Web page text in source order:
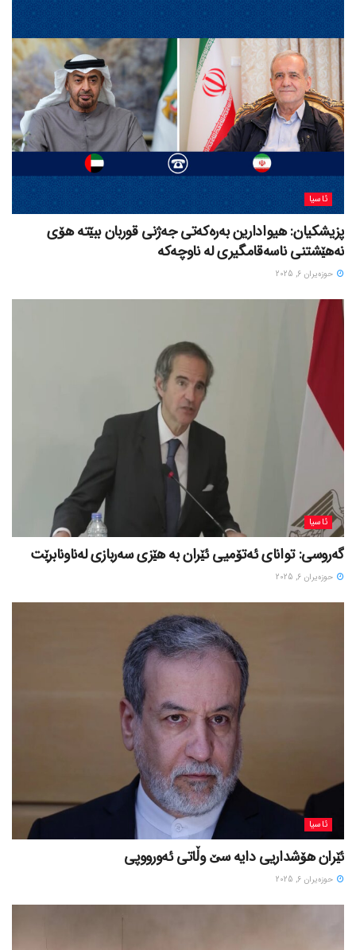
ئاسیا
پزیشکیان: هیوادارین بەرەکەتی جەژنی قوربان ببێتە هۆی
نەهێشتنی ناسەقامگیری لە ناوچەکە
حوزه‌یران 6, 2025
ئاسیا
گەروسی: توانای ئەتۆمیی ئێران بە هێزی سەربازی لەناونابرێت
حوزه‌یران 6, 2025
ئاسیا
ئێران هۆشداریی دایە سێ وڵاتی ئەورووپی
حوزه‌یران 6, 2025